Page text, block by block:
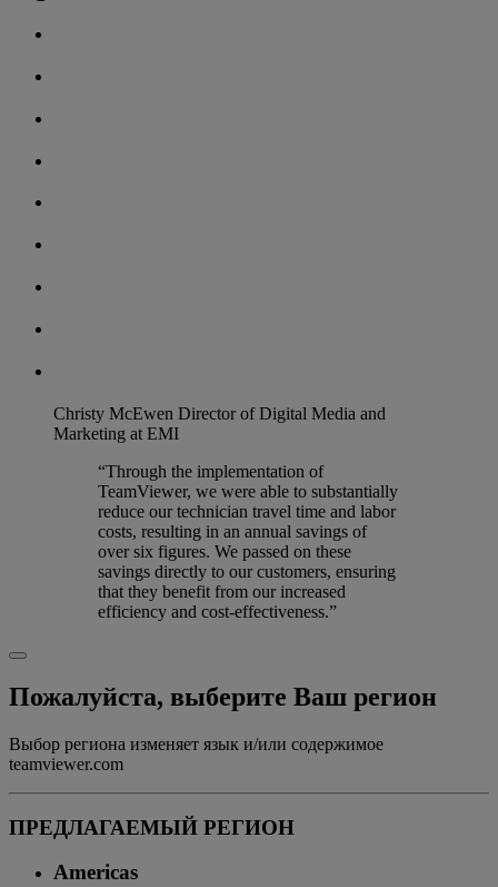
Christy McEwen Director of Digital Media and
Marketing at EMI
“Through the implementation of
TeamViewer, we were able to substantially
reduce our technician travel time and labor
costs, resulting in an annual savings of
over six figures. We passed on these
savings directly to our customers, ensuring
that they benefit from our increased
efficiency and cost-effectiveness.”
Пожалуйста, выберите Ваш регион
Выбор региона изменяет язык и/или содержимое
teamviewer.com
ПРЕДЛАГАЕМЫЙ РЕГИОН
Americas